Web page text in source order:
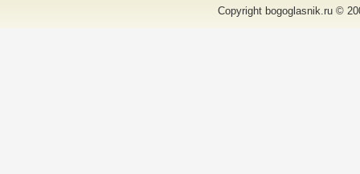
Copyright bogoglasnik.ru ©